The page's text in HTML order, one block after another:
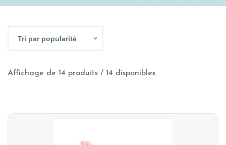
Tri par popularité
Affichage de 14 produits / 14 disponibles